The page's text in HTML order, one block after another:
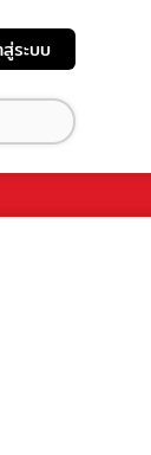
สู่ระบบ